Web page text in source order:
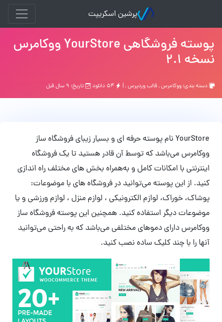
پرشین اسکریپت
پوسته فروشگاهی YourStore ووکامرس
نسخه 2.1
دسته بندی: ووکامرس,قالب وردپرس, | تاریخ: ۹ سال قبل
YourStore نام پوسته حرفه ای و بسیار زیبای فروشگاه ساز
ووکامرس می‌باشد که توسط آن قادر هستید تا یک فروشگاه
اینترنتی با امکانات کامل و به‌همراه بخش های مختلف راه اندازی
کنید. از این پوسته می‌توانید در فروشگاه های با موضوعات:
پوشاک، خوراک، لوازم الکترونیکی ، لوازم منزل ، لوازم ورزشی و یا
موضوعات دیگر استفاده کنید. همچنین این پوسته فروشگاه ساز
ووکامرس دارای دموهای مختلفی می‌باشد که به راحتی می‌توانید
آنها را با چند کلیک ساده نصب کنید.